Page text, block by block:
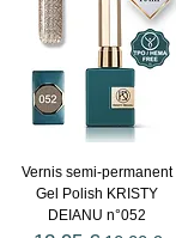
Vernis semi-permanent
Gel Polish KRISTY
DEIANU n°052